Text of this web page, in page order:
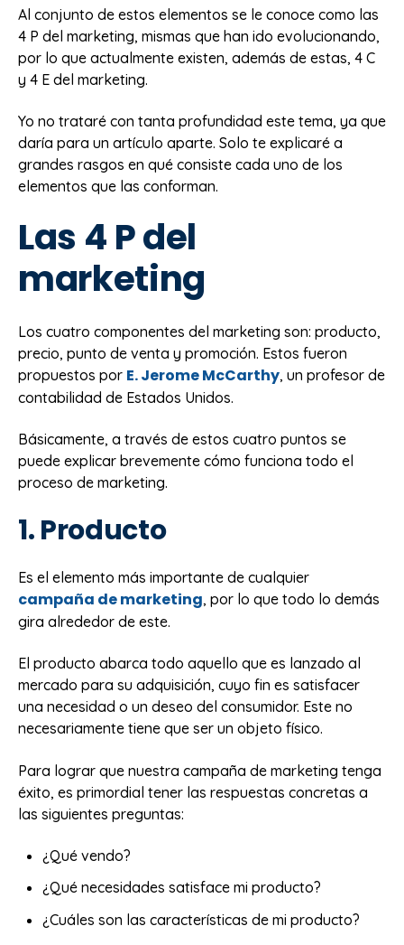
Al conjunto de estos elementos se le conoce como las
4 P del marketing, mismas que han ido evolucionando,
por lo que actualmente existen, además de estas, 4 C
y 4 E del marketing.
Yo no trataré con tanta profundidad este tema, ya que
daría para un artículo aparte. Solo te explicaré a
grandes rasgos en qué consiste cada uno de los
elementos que las conforman.
Las 4 P del
marketing
Los cuatro componentes del marketing son: producto,
precio, punto de venta y promoción. Estos fueron
propuestos por E. Jerome McCarthy, un profesor de
contabilidad de Estados Unidos.
Básicamente, a través de estos cuatro puntos se
puede explicar brevemente cómo funciona todo el
proceso de marketing.
1. Producto
Es el elemento más importante de cualquier
campaña de marketing, por lo que todo lo demás
gira alrededor de este.
El producto abarca todo aquello que es lanzado al
mercado para su adquisición, cuyo fin es satisfacer
una necesidad o un deseo del consumidor. Este no
necesariamente tiene que ser un objeto físico.
Para lograr que nuestra campaña de marketing tenga
éxito, es primordial tener las respuestas concretas a
las siguientes preguntas:
¿Qué vendo?
¿Qué necesidades satisface mi producto?
¿Cuáles son las características de mi producto?